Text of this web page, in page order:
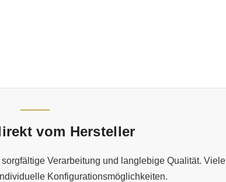
vom Hersteller
Verarbeitung und langlebige Qualität. Viele
Konfigurationsmöglichkeiten.